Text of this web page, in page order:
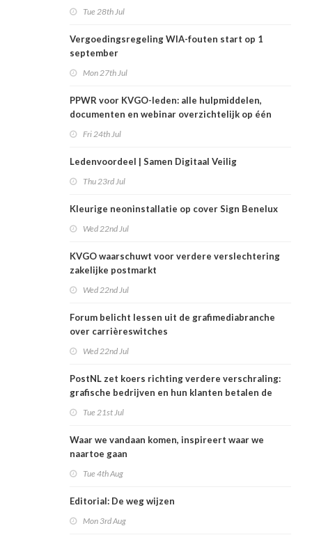
Tue 28th Jul
Vergoedingsregeling WIA-fouten start op 1
september
Mon 27th Jul
PPWR voor KVGO-leden: alle hulpmiddelen,
documenten en webinar overzichtelijk op één
Fri 24th Jul
Ledenvoordeel | Samen Digitaal Veilig
Thu 23rd Jul
Kleurige neoninstallatie op cover Sign Benelux
Wed 22nd Jul
KVGO waarschuwt voor verdere verslechtering
zakelijke postmarkt
Wed 22nd Jul
Forum belicht lessen uit de grafimediabranche
over carrièreswitches
Wed 22nd Jul
PostNL zet koers richting verdere verschraling:
grafische bedrijven en hun klanten betalen de
Tue 21st Jul
Waar we vandaan komen, inspireert waar we
naartoe gaan
Tue 4th Aug
Editorial: De weg wijzen
Mon 3rd Aug